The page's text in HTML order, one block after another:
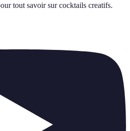
tout savoir sur cocktails creatifs.